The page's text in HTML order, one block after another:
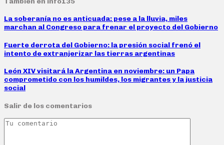
La soberanía no es anticuada: pese a la lluvia, miles
marchan al Congreso para frenar el proyecto del Gobierno
Fuerte derrota del Gobierno: la presión social frenó el
intento de extranjerizar las tierras argentinas
León XIV visitará la Argentina en noviembre: un Papa
comprometido con los humildes, los migrantes y la justicia
social
Salir de los comentarios